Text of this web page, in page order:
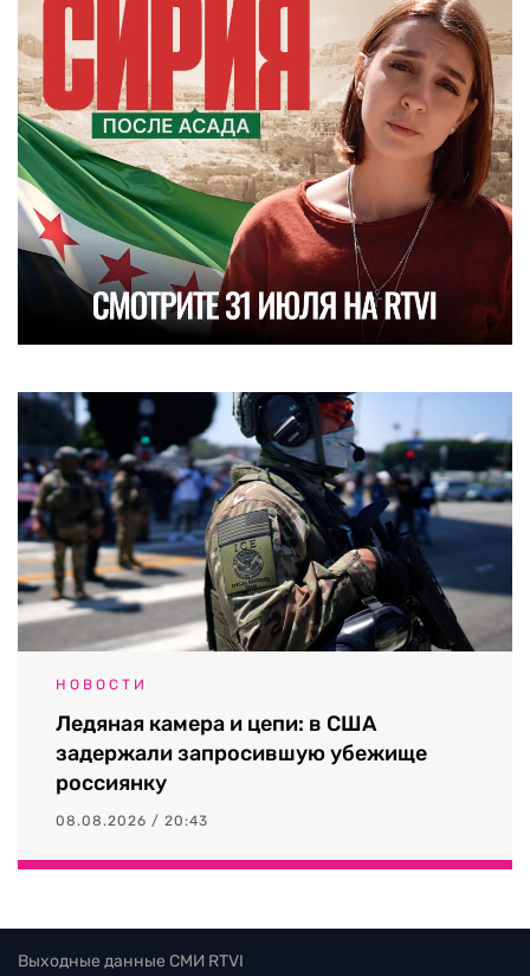
НОВОСТИ
Ледяная камера и цепи: в США
задержали запросившую убежище
россиянку
08.08.2026 / 20:43
Выходные данные СМИ RTVI